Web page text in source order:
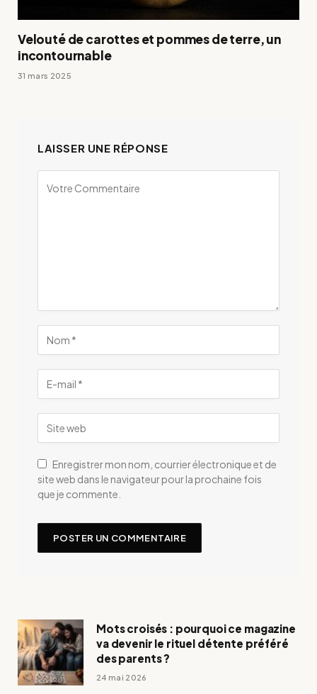
Velouté de carottes et pommes de terre, un
incontournable
31 mars 2025
LAISSER UNE RÉPONSE
Enregistrer mon nom, courrier électronique et de
site web dans le navigateur pour la prochaine fois
que je commente.
Mots croisés : pourquoi ce magazine
va devenir le rituel détente préféré
des parents ?
24 mai 2026